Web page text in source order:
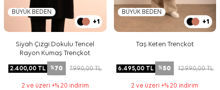
BÜYÜK BEDEN
+1
Siyah Çizgi Dokulu Tencel
Rayon Kumaş Trençkot
2.400,00 TL %70 7.990,00TL
2 ve üzeri +% 20 indirim
BÜYÜK BEDEN
+1
Taş Keten Trenckot
6.495,00TL %50 12.990,00TL
2 ve üzeri +% 20 indirim